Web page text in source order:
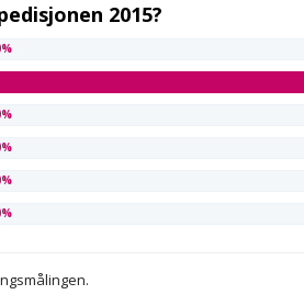
2015?